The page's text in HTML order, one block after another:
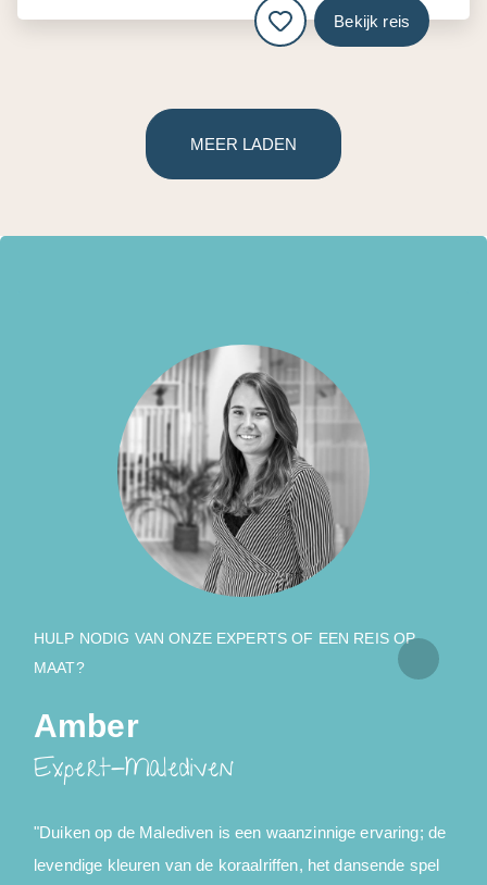
Bekijk reis
MEER LADEN
HULP NODIG VAN ONZE EXPERTS OF EEN REIS OP
MAAT?
Amber
Expert-Malediven
"Duiken op de Malediven is een waanzinnige ervaring; de
levendige kleuren van de koraalriffen, het dansende spel